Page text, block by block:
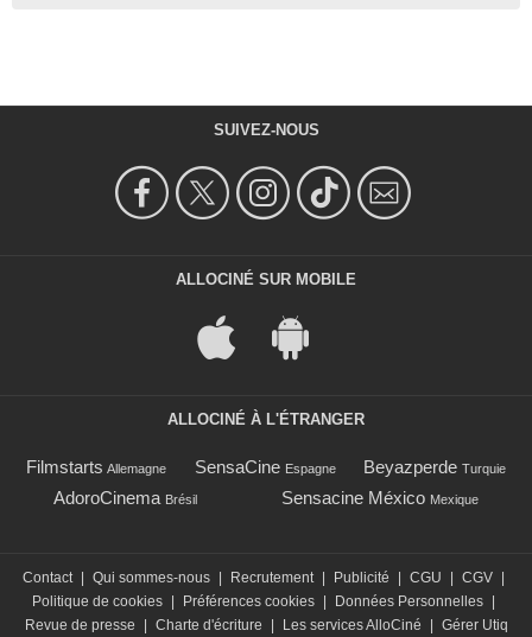
SUIVEZ-NOUS
ALLOCINÉ SUR MOBILE
ALLOCINÉ À L'ÉTRANGER
Filmstarts Allemagne SensaCine Espagne Beyazperde Turquie
AdoroCinema Brésil Sensacine México Mexique
Contact Qui sommes-nous Recrutement Publicité CGU CGV
Politique de cookies
Préférences cookies Données Personnelles
Revue de presse
Charte d'écriture Les services AlloCiné Gérer Utiq